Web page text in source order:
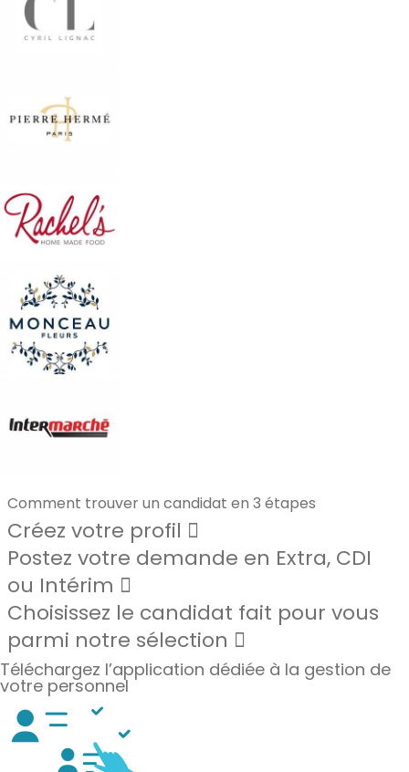
Comment trouver un candidat en 3 étapes
Créez votre profil
Postez votre demande en Extra, CDI
ou Intérim
Choisissez le candidat fait pour vous
parmi notre sélection
Téléchargez l’application dédiée à la gestion de
votre personnel